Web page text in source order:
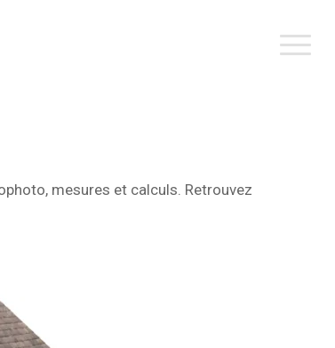
mesures et calculs. Retrouvez